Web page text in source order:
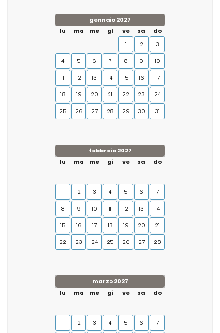
gennaio 2027
lu
ma me gi ve sa
do
1
2 3
4 5 6 7 8 9 10
11 12 13 14 15 16 17
18 19 20 21 22 23 24
25 26 27 28 29 30 31
febbraio 2027
lu
ma me gi ve sa do
1 2 3 4 5 6 7
8 9 10 11 12 13 14
15 16 17 18 19 20 21
22 23 24 25 26 27 28
marzo 2027
lu
ma me gi ve sa do
1 2 3 4 5 6 7